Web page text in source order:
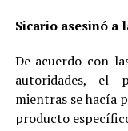
Sicario asesinó a
De acuerdo con
autoridades, el
mientras se hacía
producto